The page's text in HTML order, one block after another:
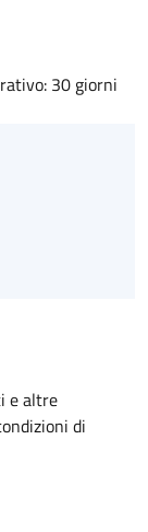
30 giorni
e altre
di